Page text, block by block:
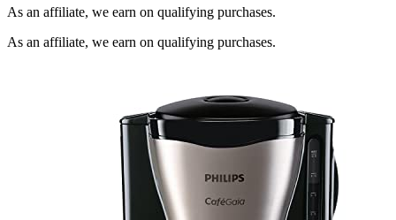
As an affiliate, we earn on qualifying purchases.
As an affiliate, we earn on qualifying purchases.